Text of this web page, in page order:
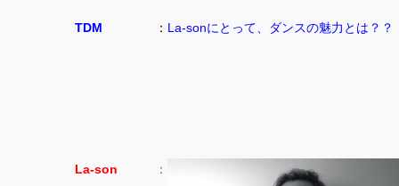
TDM ： La-sonにとって、ダンスの魅力とは？？
La-son ：